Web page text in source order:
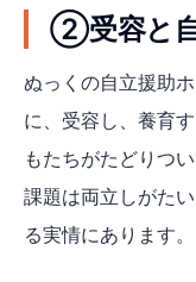
②受容と
ぬっくの自立援助
に、受容し、養育
もたちがたどりつ
課題は両立しがた
る実情にあります。